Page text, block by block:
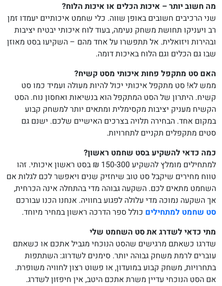
מה חשוב יותר – איכות הכלים או איכות הלוח?
שני הרכיבים חשובים באופן שווה. כלי שחמט איכותיים יעמדו זמן
רב ויעניקו תחושת משחק נעימה, בעוד לוח איכותי יבטיח יציבות
ובהירות ויזואלית. אל תתפשרו על אחד מהם – השקיעו בסט מאוזן
שבו גם הכלים וגם הלוח באיכות דומה.
האם סט מתקפל פחות איכותי מסט קשיח?
ממש לא! סט מתקפל איכותי יכול להיות מעולה ועמיד כמו סט
קשיח. היתרון של הסט המתקפל הוא בנשיאות ואחסון נוח. הסט
הקשיח מעניק יציבות מקסימלית ומתאים יותר למשחק קבוע
במקום אחד. הבחירה תלויה בצרכים האישיים שלכם. ישנם גם
סטים מתקפלים תקניים לתחרויות.
כמה כדאי להשקיע בסט שחמט ראשון?
למתחילים מומלץ להשקיע 150-300 ₪ בסט ראשון איכותי. זהו
טווח מחירים שיקבל סט טוב שיחזיק שנים ויאפשר לכם לגלות אם
השחמט מתאים לכם. השקעה גבוהה מדי בהתחלה אינה הכרחית,
אך השקעה נמוכה מדי עלולה לפגוע בחוויה. אנחנו הכנו עבורכם
סט שחמט למתחילים כולל ספר הדרכה ראשון במחיר מיוחד.
מתי כדאי לשדרג את סט השחמט שלי
שדרגו כשאתם מרגישים שהסט הנוכחי מגביל אתכם או כשאתם
עוברים לרמת משחק גבוהה יותר. סימנים לשדרוג: השתתפות
בתחרויות, משחק קבוע במועדון, או פשוט רצון לחוויה משופרת.
אם הסט הנוכחי עדיין משרת אתכם היטב, אין חיפזון לשדרג.